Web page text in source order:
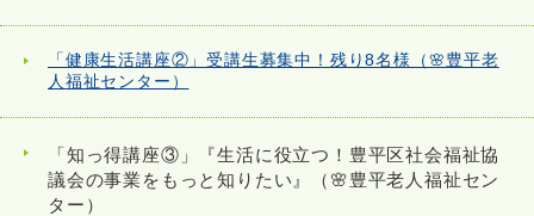
「健康生活講座②」受講生募集中！残り8名様（🌸豊平老
人福祉センター）
「知っ得講座③」『生活に役立つ！豊平区社会福祉協
議会の事業をもっと知りたい』（🌸豊平老人福祉セン
ター）